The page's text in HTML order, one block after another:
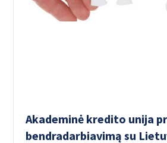
Akademinė kredito unija
bendradarbiavimą su